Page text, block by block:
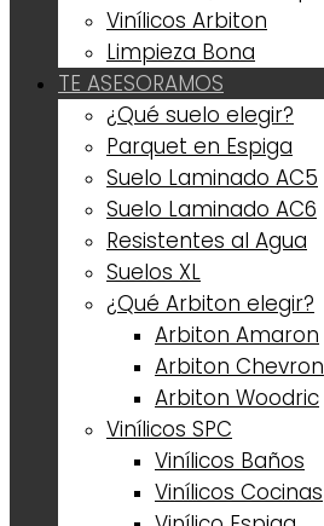
Vinílicos Arbiton
Limpieza Bona
TE ASESORAMOS
¿Qué suelo elegir?
Parquet en Espiga
Suelo Laminado AC5
Suelo Laminado AC6
Resistentes al Agua
Suelos XL
¿Qué Arbiton elegir?
Arbiton Amaron
Arbiton Chevron
Arbiton Woodric
Vinílicos SPC
Vinílicos Baños
Vinílicos Cocinas